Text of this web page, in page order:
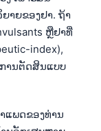
າຍຂອງຢາ. ຖ້າ
ຫຼືຢາທີ່
index),
ານຕັດສິນແບບ
ແພດຂອງທ່ານ